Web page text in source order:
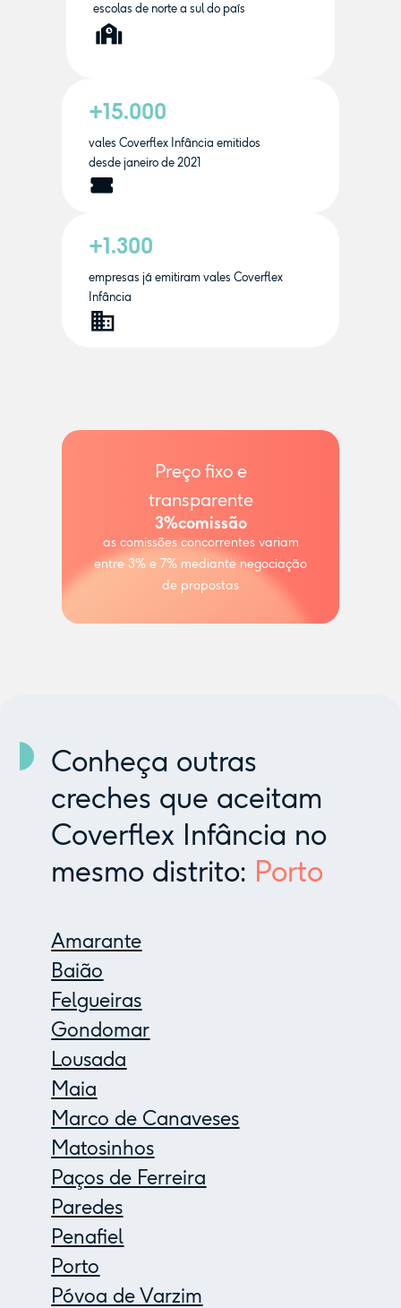
escolas de norte a sul do país
+15.000
vales Coverflex Infância emitidos
desde janeiro de 2021
+1.300
empresas já emitiram vales Coverflex
Infância
Preço fixo e
transparente
3%comissão
as comissões concorrentes variam
entre 3% e 7% mediante negociação
de propostas
Conheça outras
creches que aceitam
Coverflex Infância no
mesmo distrito: Porto
Amarante
Baião
Felgueiras
Gondomar
Lousada
Maia
Marco de Canaveses
Matosinhos
Paços de Ferreira
Paredes
Penafiel
Porto
Póvoa de Varzim